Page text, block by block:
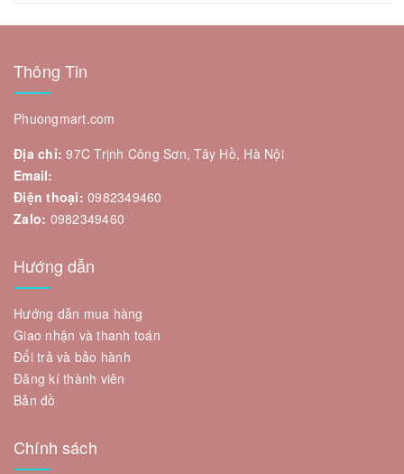
Thông Tin
Phuongmart.com
Địa chỉ: 97C Trịnh Công Sơn, Tây Hồ, Hà Nội
Email:
Điện thoại: 0982349460
Zalo: 0982349460
Hướng dẫn
Hướng dẫn mua hàng
Giao nhận và thanh toán
Đổi trả và bảo hành
Đăng kí thành viên
Bản đồ
Chính sách